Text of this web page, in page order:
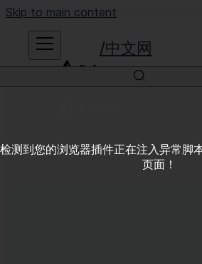
Skip to main content
中文网
检测到您的浏览器插件正在注入异常脚
页面！